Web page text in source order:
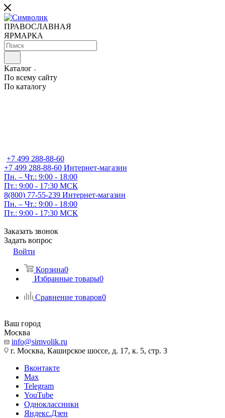
ПРАВОСЛАВНАЯ
ЯРМАРКА
Каталог
По всему сайту
По каталогу
+7 499 288-88-60
+7 499 288-88-60 Интернет-магазин
Пн. – Чт.: 9:00 - 18:00
Пт.: 9:00 - 17:30 МСК
8(800) 77-55-239 Интернет-магазин
Пн. – Чт.: 9:00 - 18:00
Пт.: 9:00 - 17:30 МСК
Заказать звонок
Задать вопрос
Войти
Корзина0
Избранные товары0
Сравнение товаров0
Ваш город
Москва
info@simvolik.ru
г. Москва, Каширское шоссе, д. 17, к. 5, стр. 3
Вконтакте
Max
Telegram
YouTube
Одноклассники
Яндекс.Дзен